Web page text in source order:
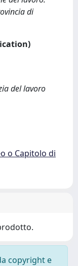
di
del lavoro
o Capitolo di
copyright e